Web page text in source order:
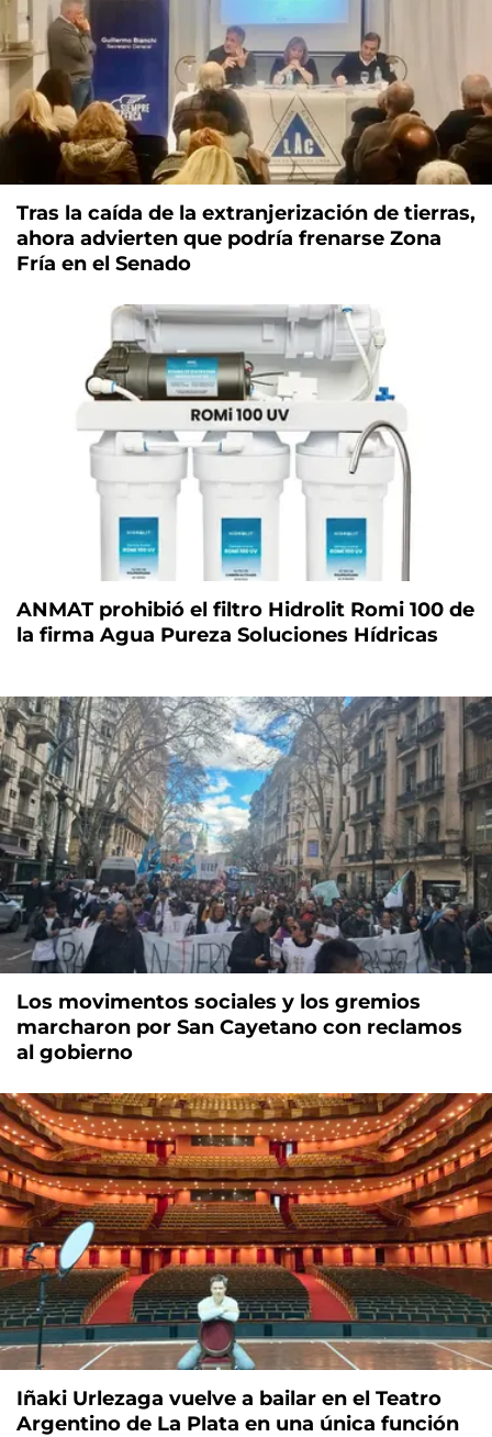
Tras la caída de la extranjerización de tierras,
ahora advierten que podría frenarse Zona
Fría en el Senado
ANMAT prohibió el filtro Hidrolit Romi 100 de
la firma Agua Pureza Soluciones Hídricas
Los movimentos sociales y los gremios
marcharon por San Cayetano con reclamos
al gobierno
Iñaki Urlezaga vuelve a bailar en el Teatro
Argentino de La Plata en una única función